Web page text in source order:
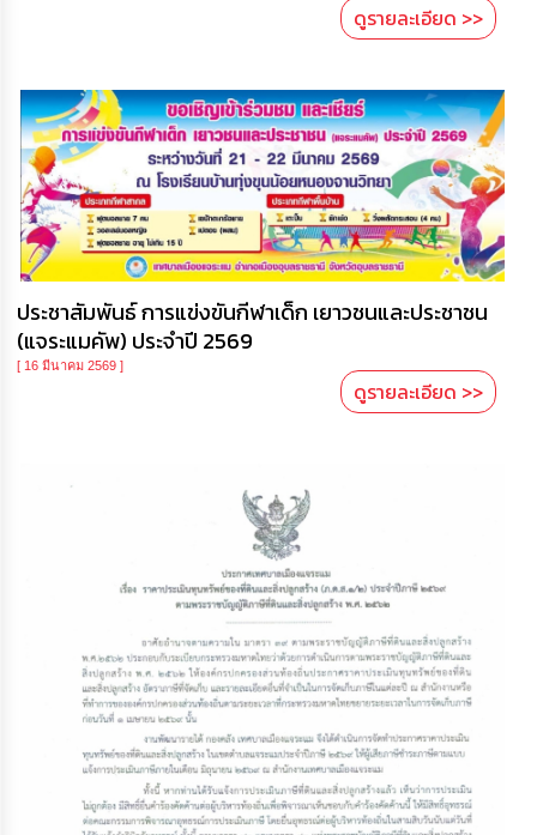
ดูรายละเอียด >>
ประชาสัมพันธ์ การแข่งขันกีฬาเด็ก เยาวชนและประชาชน
(แจระแมคัพ) ประจำปี 2569
[ 16 มีนาคม 2569 ]
ดูรายละเอียด >>